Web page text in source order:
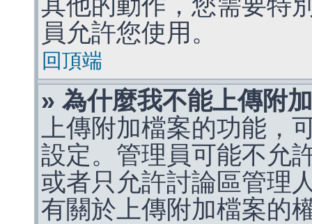
其他的動作，您需要特
員允許您使用。
回頂端
» 為什麼我不能上傳附
上傳附加檔案的功能，
設定。管理員可能不允
或者只允許討論區管理
有關於上傳附加檔案的